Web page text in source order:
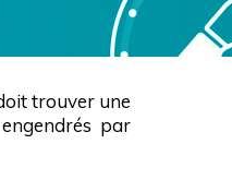
trouver une
par